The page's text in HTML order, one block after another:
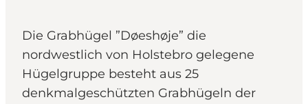
Die Grabhügel ”Døeshøje” die
nordwestlich von Holstebro gelegene
Hügelgruppe besteht aus 25
denkmalgeschützten Grabhügeln der